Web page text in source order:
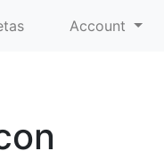
Account